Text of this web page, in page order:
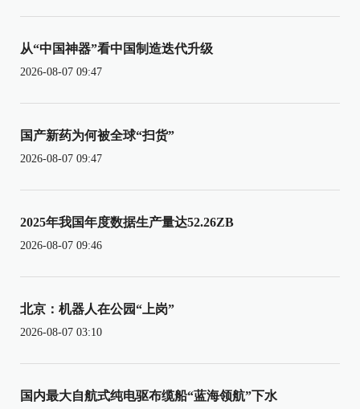
从“中国神器”看中国制造迭代升级
2026-08-07 09:47
国产新药为何被全球“扫货”
2026-08-07 09:47
2025年我国年度数据生产量达52.26ZB
2026-08-07 09:46
北京：机器人在公园“上岗”
2026-08-07 03:10
国内最大自航式纯电驱布缆船“蓝海领航”下水